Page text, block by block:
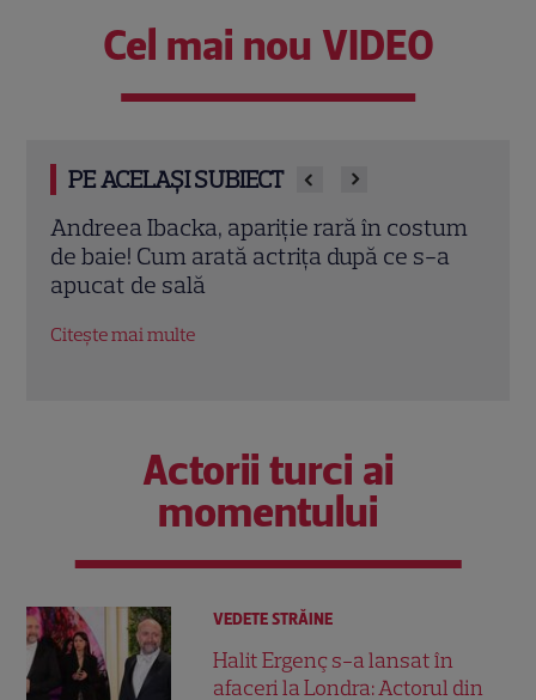
Cel mai nou VIDEO
PE ACELAȘI SUBIECT
Sofia Vergara, apariție spectaculoasă în
costum de baie la 54 de ani. Cum s-a
distrat actrița în Italia
Citește mai multe
Actorii turci ai
momentului
VEDETE STRĂINE
Halit Ergenç s-a lansat în
afaceri la Londra: Actorul din